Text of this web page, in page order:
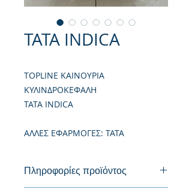
TATA INDICA
TOPLINE ΚΑΙΝΟΥΡΙΑ
ΚΥΛΙΝΔΡΟΚΕΦΑΛΗ
TATA INDICA
ΑΛΛΕΣ ΕΦΑΡΜΟΓΕΣ: TATA
Πληροφορίες προϊόντος